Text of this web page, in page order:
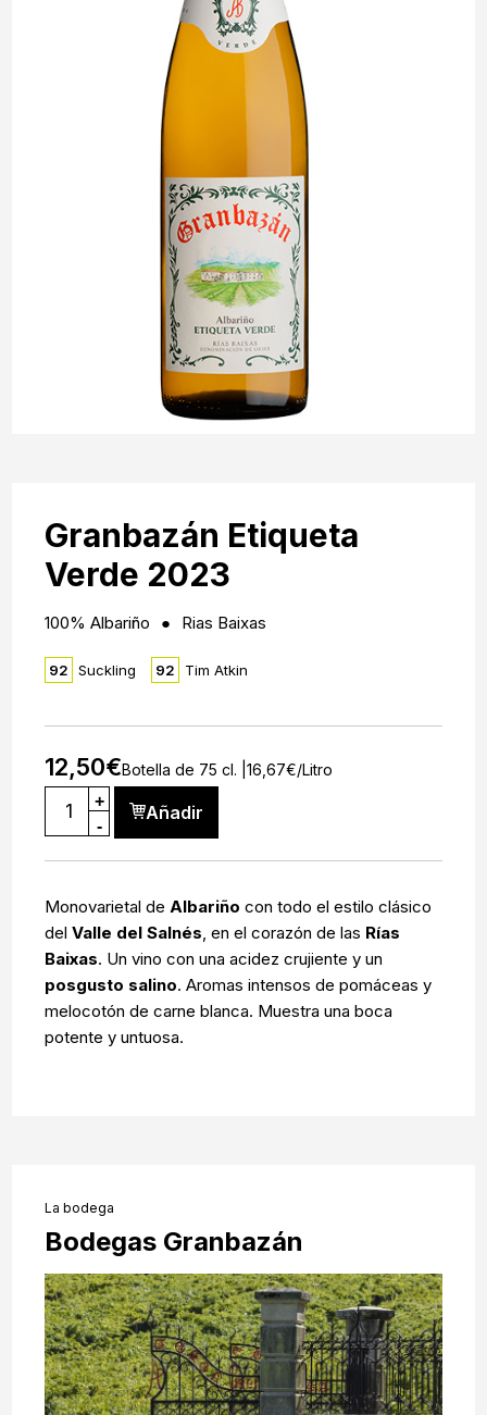
Granbazán Etiqueta
Verde 2023
100% Albariño Rias Baixas
92 Suckling 92 Tim Atkin
12,50€Botella de 75 cl. |16,67€/Litro
+
-
Añadir
Monovarietal de Albariño con todo el estilo clásico
delValle del Salnés , en el corazón de las Rías
Baixas. Un vino con una acidez crujiente y un
posgusto salino. Aromas intensos de pomáceas y
melocotón de carne blanca. Muestra una boca
potente y untuosa.
La bodega
Bodegas Granbazán